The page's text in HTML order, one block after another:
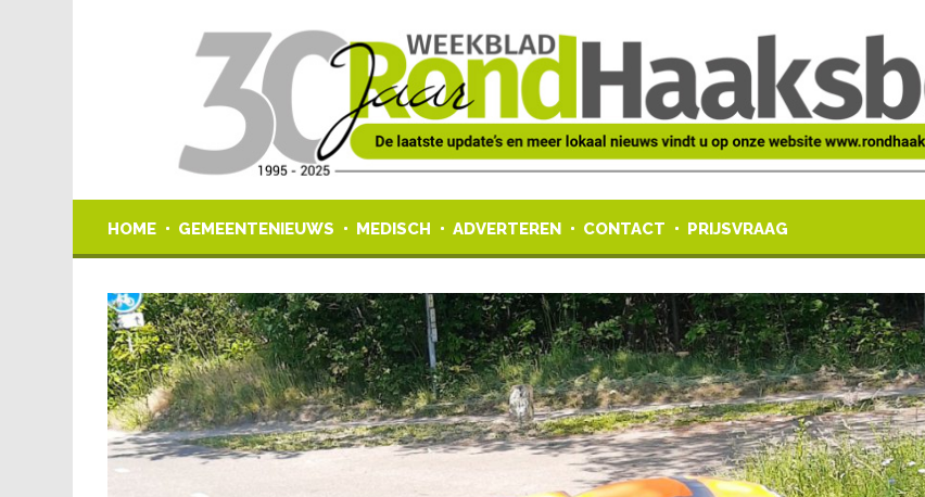
HOME GEMEENTENIEUWS MEDISCH ADVERTEREN CONTACT PRIJSVRAAG